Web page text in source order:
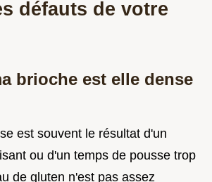
défauts de votre
brioche est elle dense
est souvent le résultat d'un
ou d'un temps de pousse trop
de gluten n'est pas assez